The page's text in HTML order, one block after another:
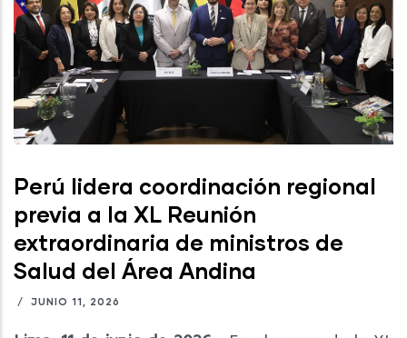
Perú lidera coordinación regional
previa a la XL Reunión
extraordinaria de ministros de
Salud del Área Andina
/ JUNIO 11, 2026